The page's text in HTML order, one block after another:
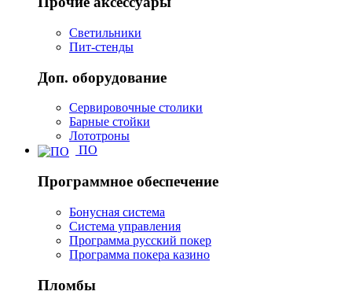
Светильники
Пит-стенды
Доп. оборудование
Сервировочные столики
Барные стойки
Лототроны
ПО
Программное обеспечение
Бонусная система
Система управления
Программа русский покер
Программа покера казино
Пломбы